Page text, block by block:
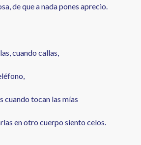
de que a nada pones aprecio.
cuando callas,
cuando tocan las mías
en otro cuerpo siento celos.